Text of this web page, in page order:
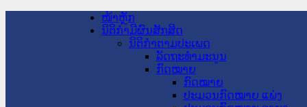
ໜ້າຫຼັກ
ນິຕິກໍາມີຜົນສັກສິດ
ນິຕິກໍາຕາມປະເພດ
ລັດຖະທໍາມະນູນ
ກົດໝາຍ
ກົດໝາຍ
ປະມວນກົດໝາຍ ແພ່ງ